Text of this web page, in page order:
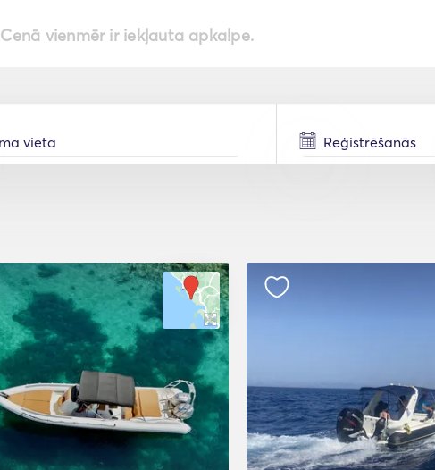
| Cenā vienmēr ir iekļauta apkalpe.